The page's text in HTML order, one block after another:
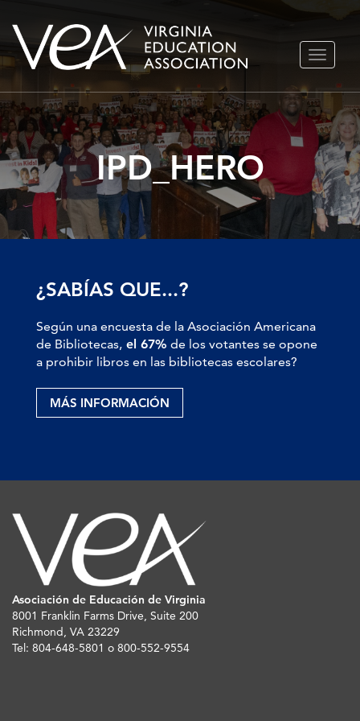
Ir
al
IPD_HERO
¿SABÍAS QUE...?
Según una encuesta de la Asociación Americana
de Bibliotecas, el 67% de los votantes se opone
a prohibir libros en las bibliotecas escolares?
MÁS INFORMACIÓN
Asociación de Educación de Virginia
8001 Franklin Farms Drive, Suite 200
Richmond, VA 23229
Tel: 804-648-5801 o 800-552-9554